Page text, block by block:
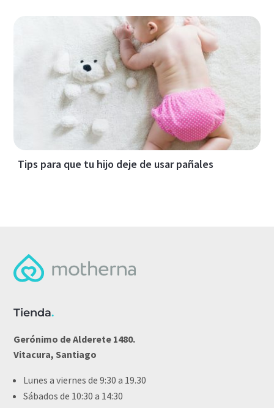
Tips para que tu hijo deje de usar pañales
Tienda.
Gerónimo de Alderete 1480.
Vitacura, Santiago
Lunes a viernes de 9:30 a 19.30
Sábados de 10:30 a 14:30